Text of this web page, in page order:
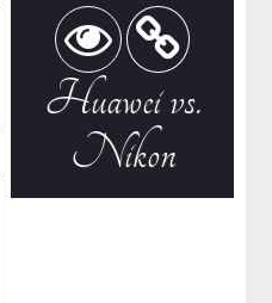
Huawei vs.
Nikon